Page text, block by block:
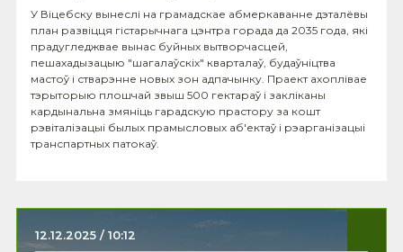
У Віцебску вынеслі на грамадскае абмеркаванне дэталёвы
план развіцця гістарычнага цэнтра горада да 2035 года, які
прадугледжвае вынас буйных вытворчасцей,
пешахадызацыю "шагалаўскіх" кварталаў, будаўніцтва
мастоў і стварэнне новых зон адпачынку. Праект ахоплівае
тэрыторыю плошчай звыш 500 гектараў і закліканы
кардынальна змяніць гарадскую прастору за кошт
рэвіталізацыі былых прамысловых аб'ектаў і рэарганізацыі
транспартных патокаў.
12.12.2025 / 10:12